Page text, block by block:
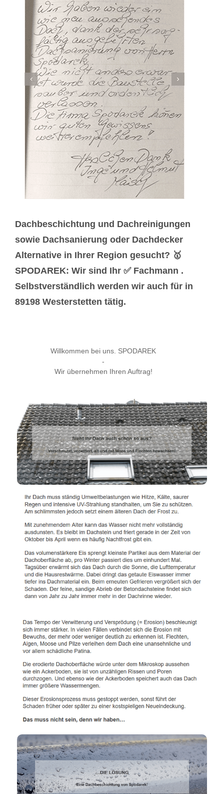
Dachbeschichtung und Dachreinigungen
sowie Dachsanierung oder Dachdecker
Alternative in Ihrer Region gesucht? 🥇
SPODAREK: Wir sind Ihr ✅ Fachmann .
Selbstverständlich werden wir auch für in
89198 Westerstetten tätig.
Willkommen bei uns. SPODAREK
-
Wir übernehmen Ihren Auftrag!